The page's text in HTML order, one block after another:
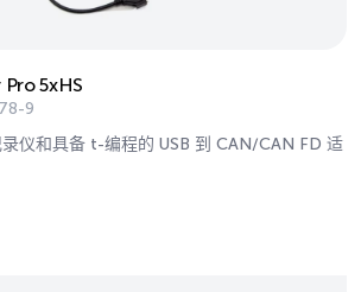
5xHS
9
仪和具备 t-编程的 USB 到 CAN/CAN FD 适